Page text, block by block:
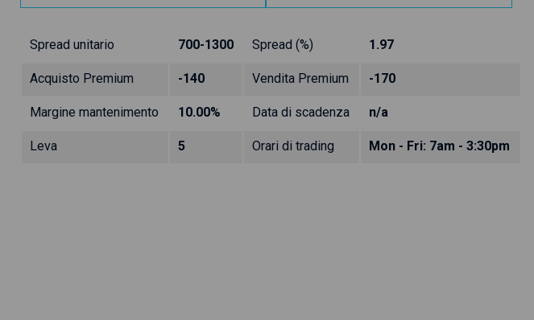
Spread unitario 700-1300 Spread (%) 1.97
Acquisto Premium -140 Vendita Premium -170
Margine mantenimento 10.00% Data di scadenza n/a
Leva 5 Orari di trading Mon - Fri: 7am - 3:30pm